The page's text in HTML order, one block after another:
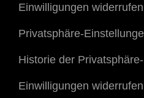
Einwilligungen widerrufen
Privatsphäre-
Historie der
Einwilligungen widerrufen